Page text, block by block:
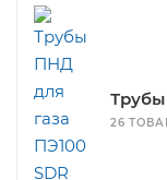
Трубы
26